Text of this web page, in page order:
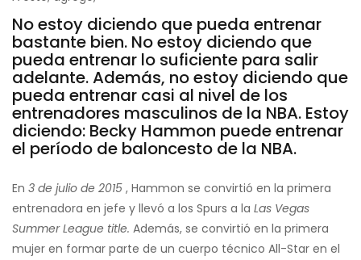
No estoy diciendo que pueda entrenar
bastante bien. No estoy diciendo que
pueda entrenar lo suficiente para salir
adelante. Además, no estoy diciendo que
pueda entrenar casi al nivel de los
entrenadores masculinos de la NBA. Estoy
diciendo: Becky Hammon puede entrenar
el período de baloncesto de la NBA.
En 3 de julio de 2015 , Hammon se convirtió en la primera
entrenadora en jefe y llevó a los Spurs a la Las Vegas
Summer League title. Además, se convirtió en la primera
mujer en formar parte de un cuerpo técnico All-Star en el